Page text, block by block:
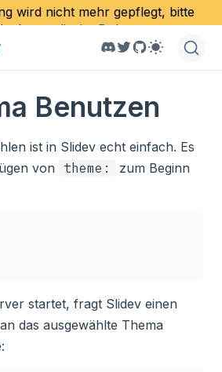
wird nicht mehr gepflegt, bitte
dasenglische Dokument.
Benutzen
ist in Slidev echt einfach. Es
von theme:
zum Beginn
startet, fragt Slidev einen
das ausgewählte Thema